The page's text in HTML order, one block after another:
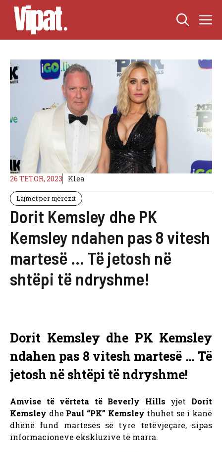
Skip
content
26 TETOR, 2023 Klea
Lajmet për njerëzit
Dorit Kemsley dhe PK
Kemsley ndahen pas 8 vitesh
martesë … Të jetosh në
shtëpi të ndryshme!
Dorit Kemsley dhe PK Kemsley
ndahen pas 8 vitesh martesë … Të
jetosh në shtëpi të ndryshme!
Amvise të vërteta të Beverly Hills yjet Dorit
Kemsley dhe Paul “PK” Kemsley thuhet se i kanë
dhënë fund martesës së tyre tetëvjeçare, sipas
informacioneve ekskluzive të marra.